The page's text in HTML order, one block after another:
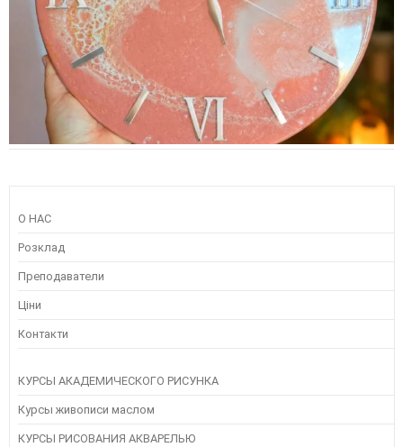
О НАС
Розклад
Преподаватели
Ціни
Контакти
КУРСЫ АКАДЕМИЧЕСКОГО РИСУНКА
Курсы живописи маслом
КУРСЫ РИСОВАНИЯ АКВАРЕЛЬЮ